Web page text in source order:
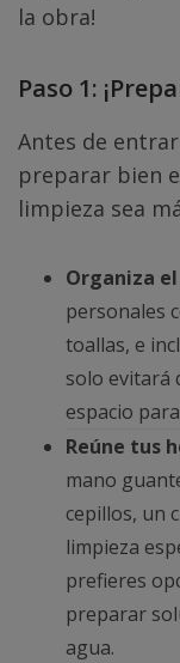
la obra!
Paso 1:
Antes de
preparar bien
limpieza sea
Organiza
personales
toallas, e
solo evitará
espacio
Reúne tus
mano
cepillos, un
limpieza
prefieres
preparar
agua.